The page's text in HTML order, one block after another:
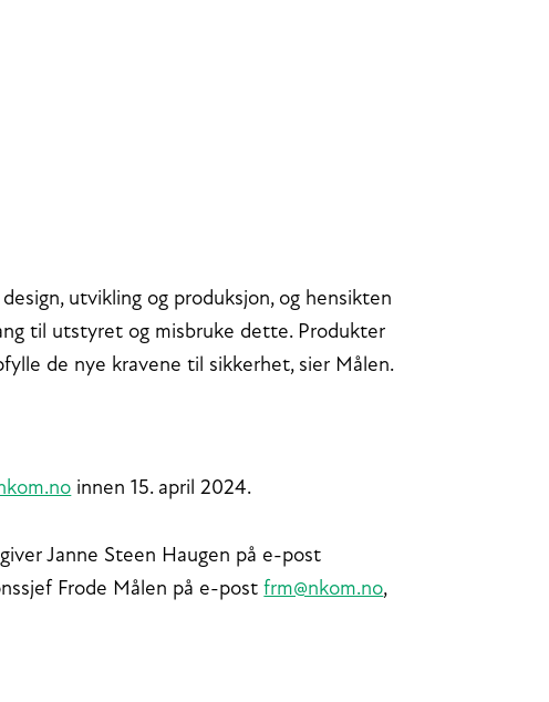
utvikling og produksjon, og hensikten
til utstyret og misbruke dette. Produkter
de nye kravene til sikkerhet, sier Målen.
innen 15. april 2024.
Janne Steen Haugen på e-post
Frode Målen på e-postfrm@nkom.no,